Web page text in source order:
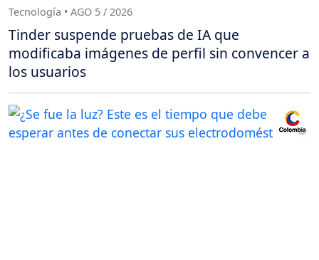
Tecnología • AGO 5 / 2026
Tinder suspende pruebas de IA que
modificaba imágenes de perfil sin convencer a
los usuarios